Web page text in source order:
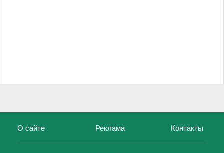
О сайте Реклама Контакты